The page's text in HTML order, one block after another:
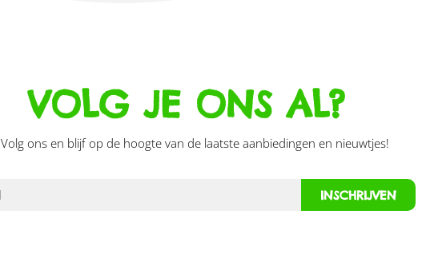
VOLG JE ONS AL?
Volg ons en blijf op de hoogte van de laatste aanbiedingen en nieuwtjes!
INSCHRIJVEN